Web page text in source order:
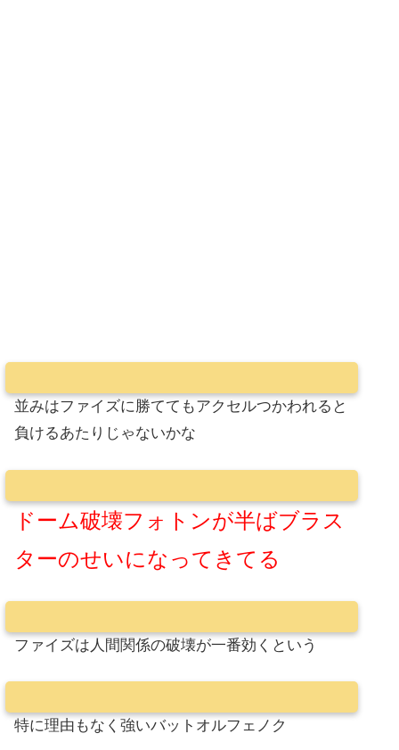
並みはファイズに勝ててもアクセルつかわれると
負けるあたりじゃないかな
ドーム破壊フォトンが半ばブラス
ターのせいになってきてる
ファイズは人間関係の破壊が一番効くという
特に理由もなく強いバットオルフェノク